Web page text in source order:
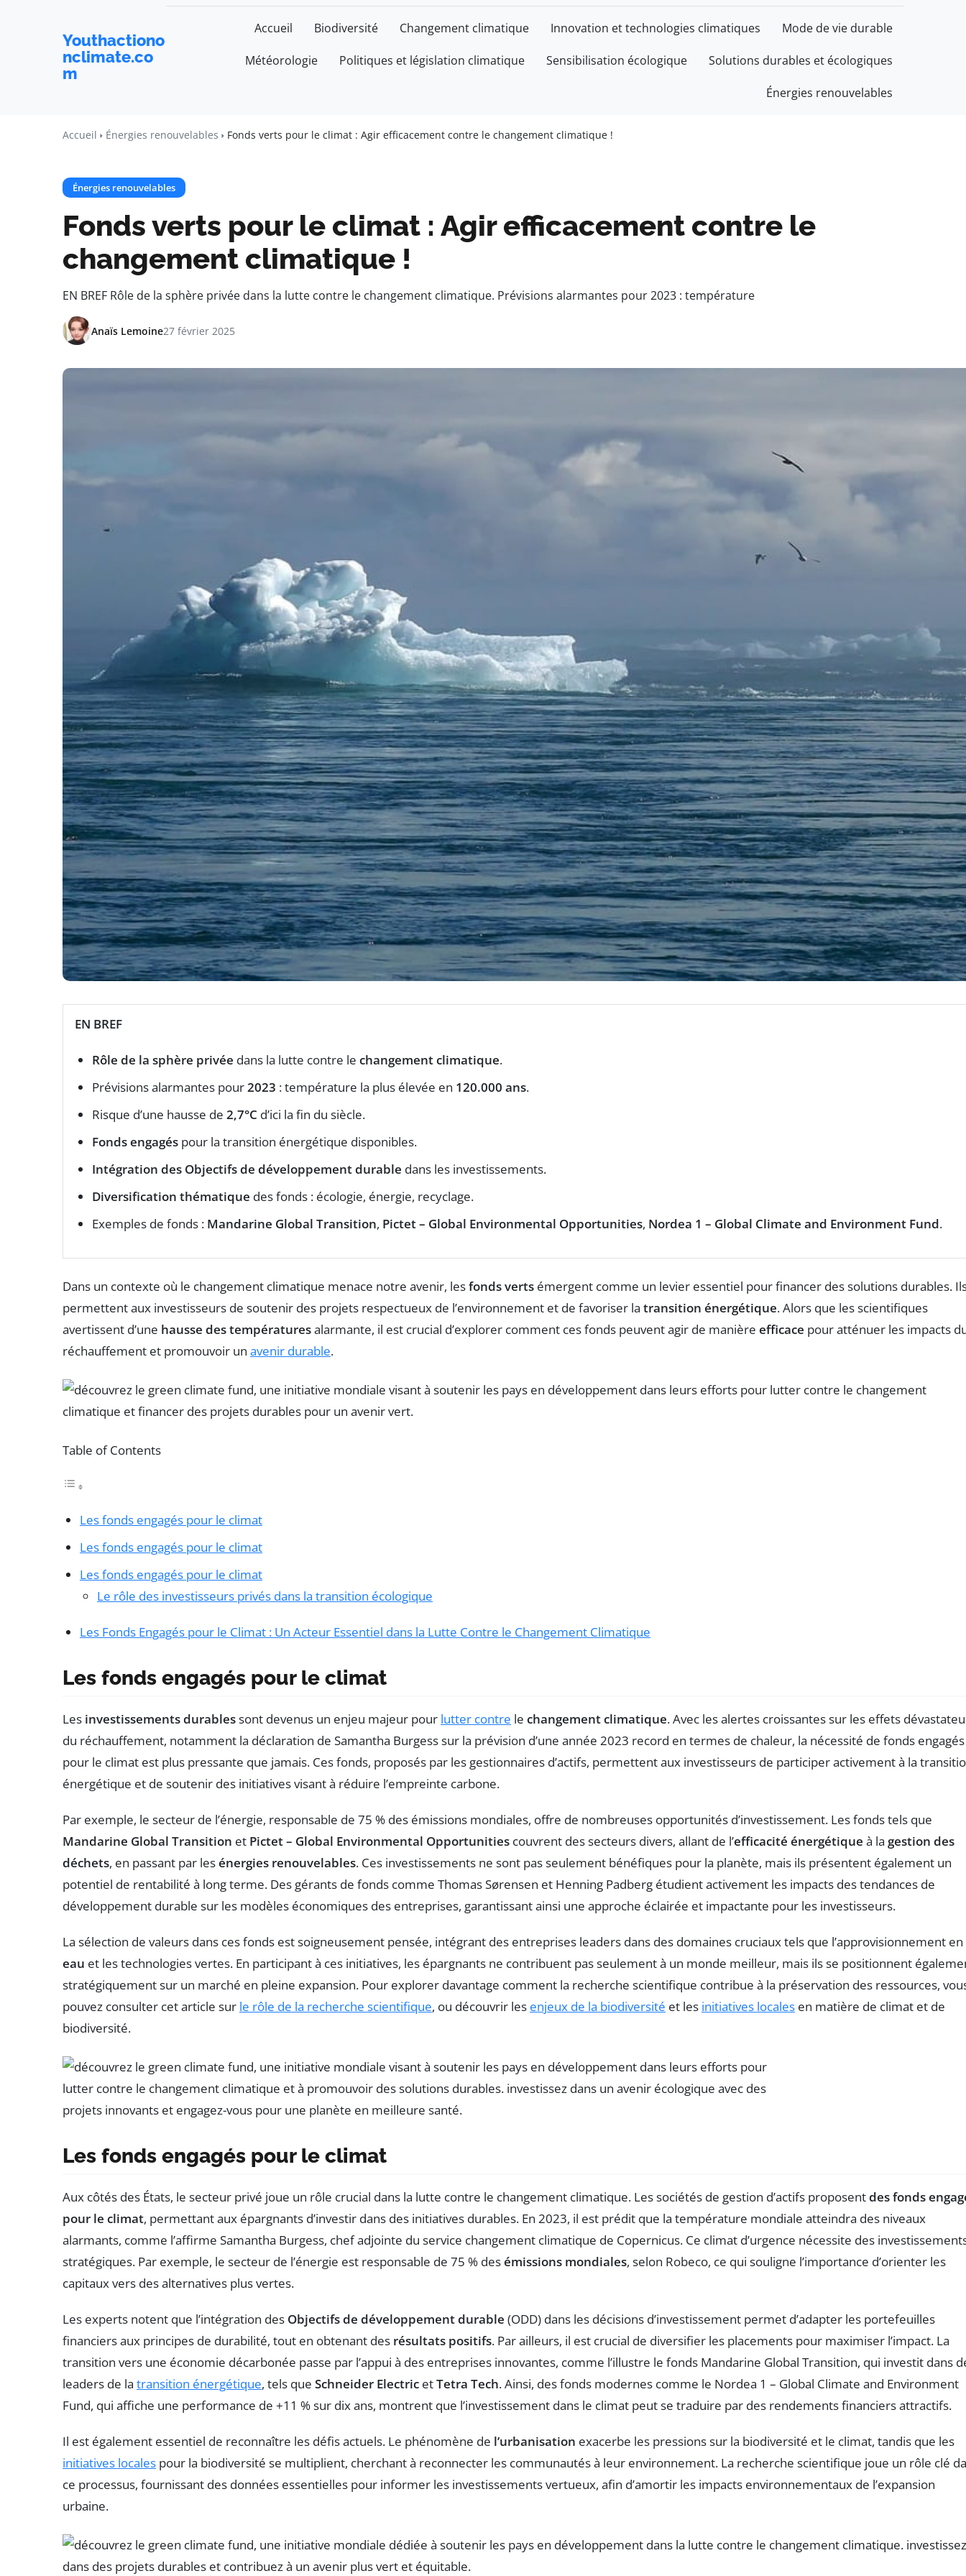
Youthactiono
nclimate.co
m
Accueil Biodiversité Changement climatique Innovation et technologies climatiques Mode de vie durable
Météorologie Politiques et législation climatique Sensibilisation écologique Solutions durables et écologiques
Énergies renouvelables
Accueil Énergies renouvelables Fonds verts pour le climat : Agir efficacement contre le changement climatique !
Énergies renouvelables
Fonds verts pour le climat : Agir efficacement contre le
changement climatique !
EN BREF Rôle de la sphère privée dans la lutte contre le changement climatique. Prévisions alarmantes pour 2023 : température
Anaïs Lemoine27 février 2025
EN BREF
Rôle de la sphère privée dans la lutte contre le changement climatique.
Prévisions alarmantes pour2023 : température la plus élevée en 120.000 ans.
Risque d’une hausse de 2,7°C d’ici la fin du siècle.
Fonds engagés pour la transition énergétique disponibles.
Intégration des Objectifs de développement durable dans les investissements.
Diversification thématique des fonds : écologie, énergie, recyclage.
Exemples de fonds : Mandarine Global Transition, Pictet – Global Environmental Opportunities, Nordea 1 – Global Climate and Environment Fund.
Dans un contexte où le changement climatique menace notre avenir, lesfonds verts émergent comme un levier essentiel pour financer des solutions durables.
permettent aux investisseurs de soutenir des projets respectueux de l’environnement et de favoriser la transition énergétique. Alors que les scientifiques
avertissent d’une hausse des températuresalarmante, il est crucial d’explorer comment ces fonds peuvent agir de manière efficace pour atténuer les impacts
réchauffement et promouvoir un avenir durable.
Table of Contents
Les fonds engagés pour le climat
Les fonds engagés pour le climat
Les fonds engagés pour le climat
Le rôle des investisseurs privés dans la transition écologique
Les Fonds Engagés pour le Climat : Un Acteur Essentiel dans la Lutte Contre le Changement Climatique
Les fonds engagés pour le climat
Les investissements durablessont devenus un enjeu majeur pour lutter contre le changement climatique. Avec les alertes croissantes sur les effets
du réchauffement, notamment la déclaration de Samantha Burgess sur la prévision d’une année 2023 record en termes de chaleur, la nécessité de fonds engagés
pour le climat est plus pressante que jamais. Ces fonds, proposés par les gestionnaires d’actifs, permettent aux investisseurs de participer activement à la
énergétique et de soutenir des initiatives visant à réduire l’empreinte carbone.
Par exemple, le secteur de l’énergie, responsable de 75 % des émissions mondiales, offre de nombreuses opportunités d’investissement. Les fonds tels que
Mandarine Global Transition et Pictet – Global Environmental Opportunities couvrent des secteurs divers, allant de l’efficacité énergétique à la gestion des
déchets, en passant par lesénergies renouvelables. Ces investissements ne sont pas seulement bénéfiques pour la planète, mais ils présentent également un
potentiel de rentabilité à long terme. Des gérants de fonds comme Thomas Sørensen et Henning Padberg étudient activement les impacts des tendances de
développement durable sur les modèles économiques des entreprises, garantissant ainsi une approche éclairée et impactante pour les investisseurs.
La sélection de valeurs dans ces fonds est soigneusement pensée, intégrant des entreprises leaders dans des domaines cruciaux tels que l’approvisionnement en
eau et les technologies vertes. En participant à ces initiatives, les épargnants ne contribuent pas seulement à un monde meilleur, mais ils se positionnent
stratégiquement sur un marché en pleine expansion. Pour explorer davantage comment la recherche scientifique contribue à la préservation des ressources,
pouvez consulter cet article sur le rôle de la recherche scientifique, ou découvrir les enjeux de la biodiversité et les initiatives locales en matière de climat et de
biodiversité.
Les fonds engagés pour le climat
Aux côtés des États, le secteur privé joue un rôle crucial dans la lutte contre le changement climatique. Les sociétés de gestion d’actifs proposentdes fonds
pour le climat, permettant aux épargnants d’investir dans des initiatives durables. En 2023, il est prédit que la température mondiale atteindra des niveaux
alarmants, comme l’affirme Samantha Burgess, chef adjointe du service changement climatique de Copernicus. Ce climat d’urgence nécessite des
stratégiques. Par exemple, le secteur de l’énergie est responsable de 75 % desémissions mondiales, selon Robeco, ce qui souligne l’importance d’orienter les
capitaux vers des alternatives plus vertes.
Les experts notent que l’intégration des Objectifs de développement durable (ODD) dans les décisions d’investissement permet d’adapter les portefeuilles
financiers aux principes de durabilité, tout en obtenant des résultats positifs. Par ailleurs, il est crucial de diversifier les placements pour maximiser l’impact. La
transition vers une économie décarbonée passe par l’appui à des entreprises innovantes, comme l’illustre le fonds Mandarine Global Transition, qui investit dans
leaders de la transition énergétique, tels que Schneider Electric etTetra Tech. Ainsi, des fonds modernes comme le Nordea 1 – Global Climate and Environment
Fund, qui affiche une performance de +11 % sur dix ans, montrent que l’investissement dans le climat peut se traduire par des rendements financiers attractifs.
Il est également essentiel de reconnaître les défis actuels. Le phénomène de l’urbanisation exacerbe les pressions sur la biodiversité et le climat, tandis que les
initiatives locales pour la biodiversité se multiplient, cherchant à reconnecter les communautés à leur environnement. La recherche scientifique joue un rôle clé
ce processus, fournissant des données essentielles pour informer les investissements vertueux, afin d’amortir les impacts environnementaux de l’expansion
urbaine.